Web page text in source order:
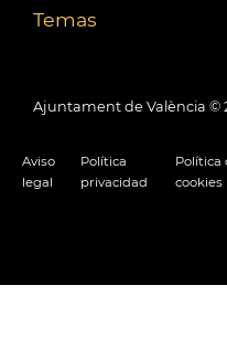
Temas
Ajuntament de València ©
Aviso
legal
Política
privacidad
Política
cookies